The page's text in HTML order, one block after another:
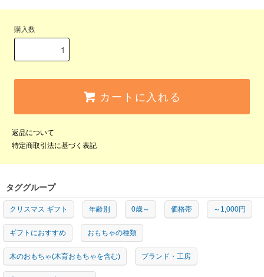
購入数
カートに入れる
返品について
特定商取引法に基づく表記
タググループ
クリスマス ギフト 年齢別 0歳～ 価格帯 ～1,000円
ギフトにおすすめ おもちゃの種類
木のおもちゃ(木育おもちゃを含む) ブランド・工房